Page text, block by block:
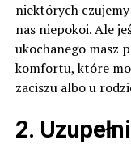
niektórych
nas niepokoi. Ale
ukochanego masz
komfortu, które
zaciszu albo u
2.